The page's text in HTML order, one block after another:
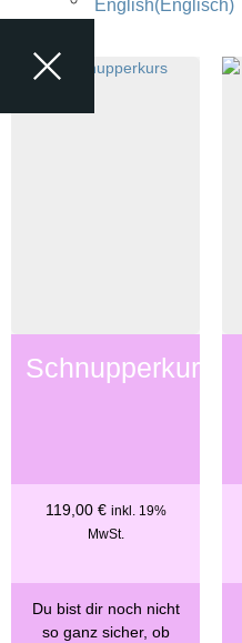
English(Englisch)
Schnupperkurs
119,00 € inkl. 19%
MwSt.
Du bist dir noch nicht
so ganz sicher, ob